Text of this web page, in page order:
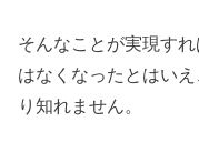
そんなことが実現す
はなくなったとはい
り知れません。